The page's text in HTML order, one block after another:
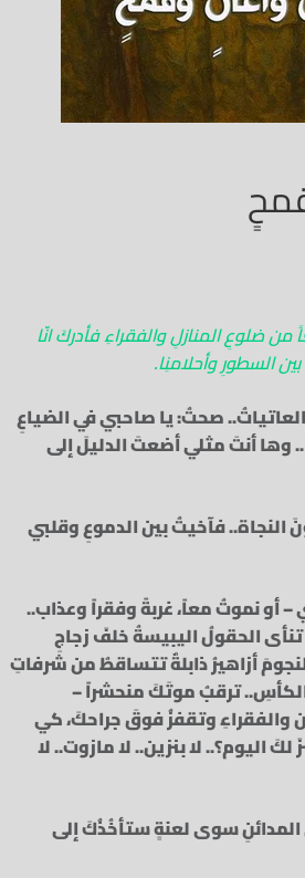
ضلوعِ المنازلِ والفقراءِ فأدركَ انّا
السطورِ وأحلامنِا.
صحتُ: يا صاحبي في الضياعِ
وها أنتَ مثلي أضعتَ الدليلَ إلى
فآخيتُ بين الدموعِ وقلبي
أو نموتُ معاً، غربةً وفقراً وعذاب..
الحقولُ اليبيسةُ خلفَ زجاجِ
أزاهيرُ ذابلةٌ تتساقطُ من شرفاتِ
ترقبُ موتَكَ منحشراً –
والفقراءِ وتقفزُ فوقَ جراحكَ، كي
لا بنزين.. لا مازوت.. لا
المدائنِ سوى لعنةٍ ستأخُذُكَ إلى